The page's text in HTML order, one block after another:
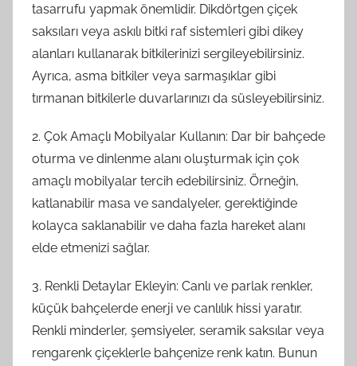
tasarrufu yapmak önemlidir. Dikdörtgen çiçek
saksıları veya askılı bitki raf sistemleri gibi dikey
alanları kullanarak bitkilerinizi sergileyebilirsiniz.
Ayrıca, asma bitkiler veya sarmaşıklar gibi
tırmanan bitkilerle duvarlarınızı da süsleyebilirsiniz.
2. Çok Amaçlı Mobilyalar Kullanın: Dar bir bahçede
oturma ve dinlenme alanı oluşturmak için çok
amaçlı mobilyalar tercih edebilirsiniz. Örneğin,
katlanabilir masa ve sandalyeler, gerektiğinde
kolayca saklanabilir ve daha fazla hareket alanı
elde etmenizi sağlar.
3. Renkli Detaylar Ekleyin: Canlı ve parlak renkler,
küçük bahçelerde enerji ve canlılık hissi yaratır.
Renkli minderler, şemsiyeler, seramik saksılar veya
rengarenk çiçeklerle bahçenize renk katın. Bunun